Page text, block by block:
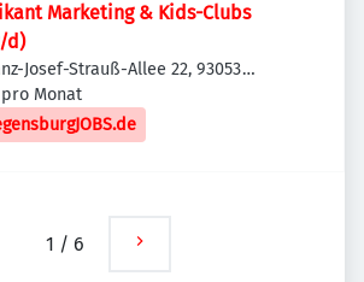
Marketing & Kids-Clubs
d)
Josef-Strauß-Allee 22, 93053
Deutschland
Monat
1 / 6